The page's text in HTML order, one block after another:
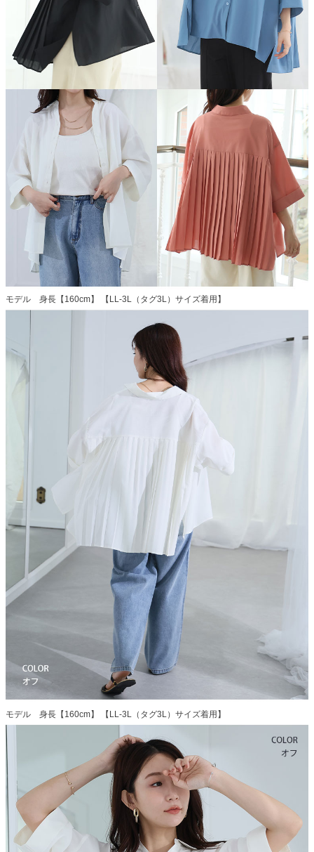
モデル 身長【160cm】 【LL-3L（タグ3L）サイズ着用】
モデル 身長【160cm】 【LL-3L（タグ3L）サイズ着用】